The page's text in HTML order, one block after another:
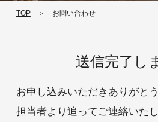
イベント情報
性能・標準
様
TOP お問い合わせ
送信完了し
お申し込みいただきありがと
担当者より追ってご連絡いたし